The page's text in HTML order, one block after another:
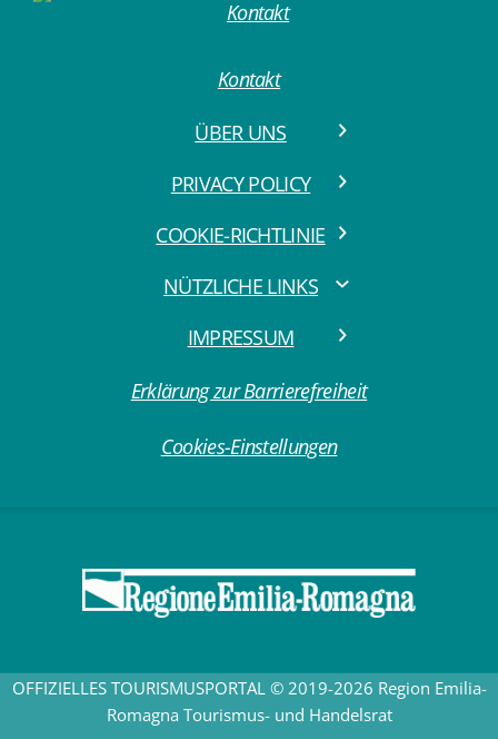
Kontakt
ÜBER UNS
PRIVACY POLICY
COOKIE-RICHTLINIE
NÜTZLICHE LINKS
IMPRESSUM
Erklärung zur Barrierefreiheit
Cookies-Einstellungen
OFFIZIELLES TOURISMUSPORTAL © 2019-2026 Region Emilia-
Romagna Tourismus- und Handelsrat